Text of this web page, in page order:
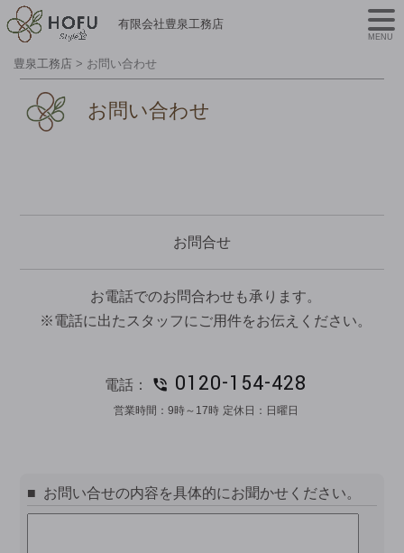
有限会社豊泉工務店
豊泉工務店 > お問い合わせ
お問い合わせ
お問合せ
お電話でのお問合わせも承ります。
※電話に出たスタッフにご用件をお伝えください。
電話： 0120-154-428
営業時間： 9時～17時 定休日： 日曜日
お問い合せの内容を具体的にお聞かせください。
MENU